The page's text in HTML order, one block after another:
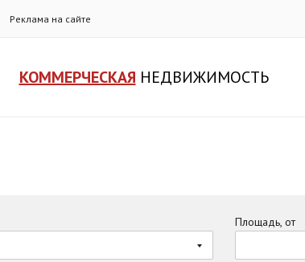
Реклама на сайте
КОММЕРЧЕСКАЯ НЕДВИЖИМОСТЬ
Площадь, от